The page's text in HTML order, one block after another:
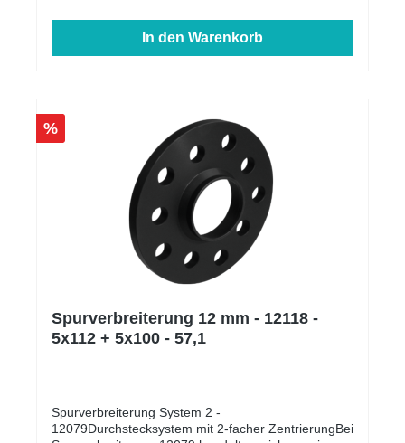
In den Warenkorb
%
Spurverbreiterung 12 mm - 12118 -
5x112 + 5x100 - 57,1
Spurverbreiterung System 2 -
12079Durchstecksystem mit 2-facher ZentrierungBei